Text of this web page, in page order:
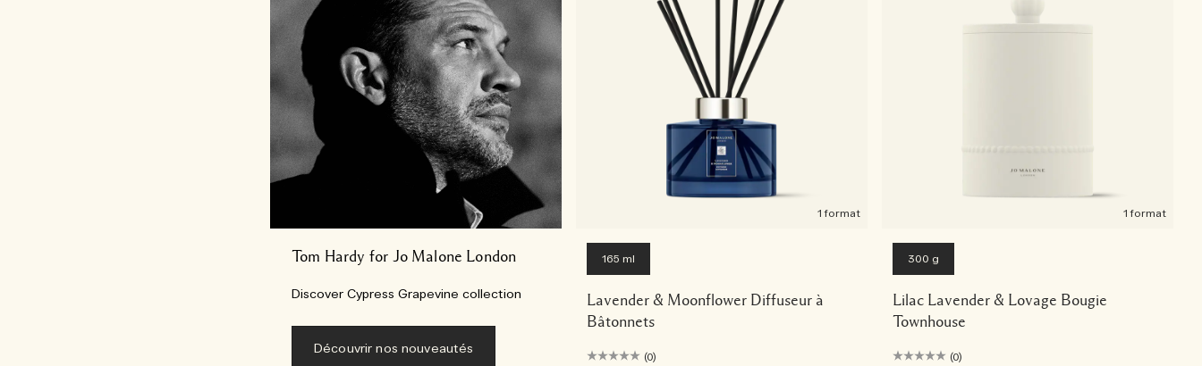
Tom Hardy for Jo Malone London​
Discover Cypress Grapevine collection
Découvrir nos nouveautés
1 format
165 ml
Lavender & Moonflower Diffuseur à
Bâtonnets
(0)
1 format
300 g
Lilac Lavender & Lovage Bougie
Townhouse
(0)